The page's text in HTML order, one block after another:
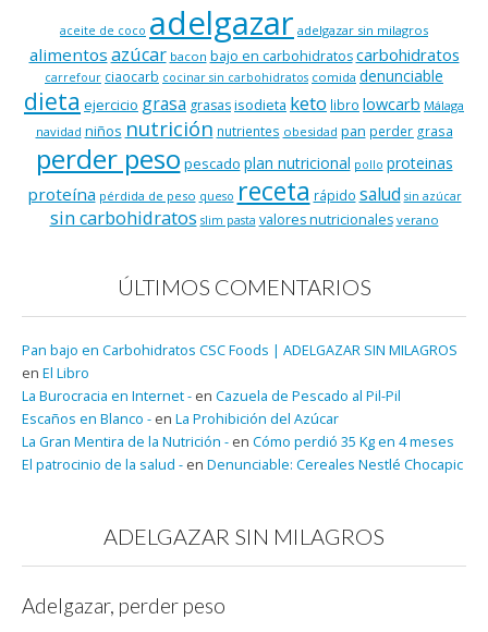
aceite de coco adelgazar adelgazar sin milagros
alimentos azúcar bacon bajo en carbohidratos carbohidratos
carrefour ciaocarb cocinar sin carbohidratos comida denunciable
dieta ejercicio grasa grasasisodieta keto libro lowcarb Málaga
navidad niños nutrición nutrientes obesidad pan perder grasa
perder peso pescado plan nutricional pollo proteinas
proteína pérdida de peso queso receta rápido salud sin azúcar
sin carbohidratos slim pasta valores nutricionales verano
ÚLTIMOS COMENTARIOS
Pan bajo en Carbohidratos CSC Foods | ADELGAZAR SIN MILAGROS
en El Libro
La Burocracia en Internet - en Cazuela de Pescado al Pil-Pil
Escaños en Blanco - en La Prohibición del Azúcar
La Gran Mentira de la Nutrición - en Cómo perdió 35 Kg en 4 meses
El patrocinio de la salud - en Denunciable: Cereales Nestlé Chocapic
ADELGAZAR SIN MILAGROS
Adelgazar, perder peso